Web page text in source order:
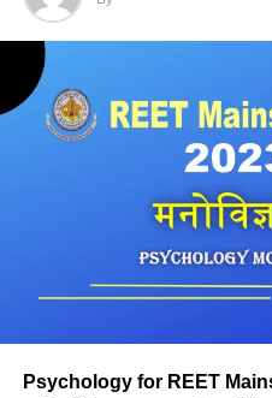
(b) उन्मुक्त
(c) सत्तावादी
2. निम्न में से कौन सबसे व्यापक है
(b) लक्ष्य
Psychology for REET